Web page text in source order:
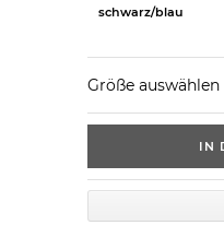
schwarz/blau
Größe auswählen
IN